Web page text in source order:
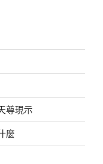
尊現示
麼